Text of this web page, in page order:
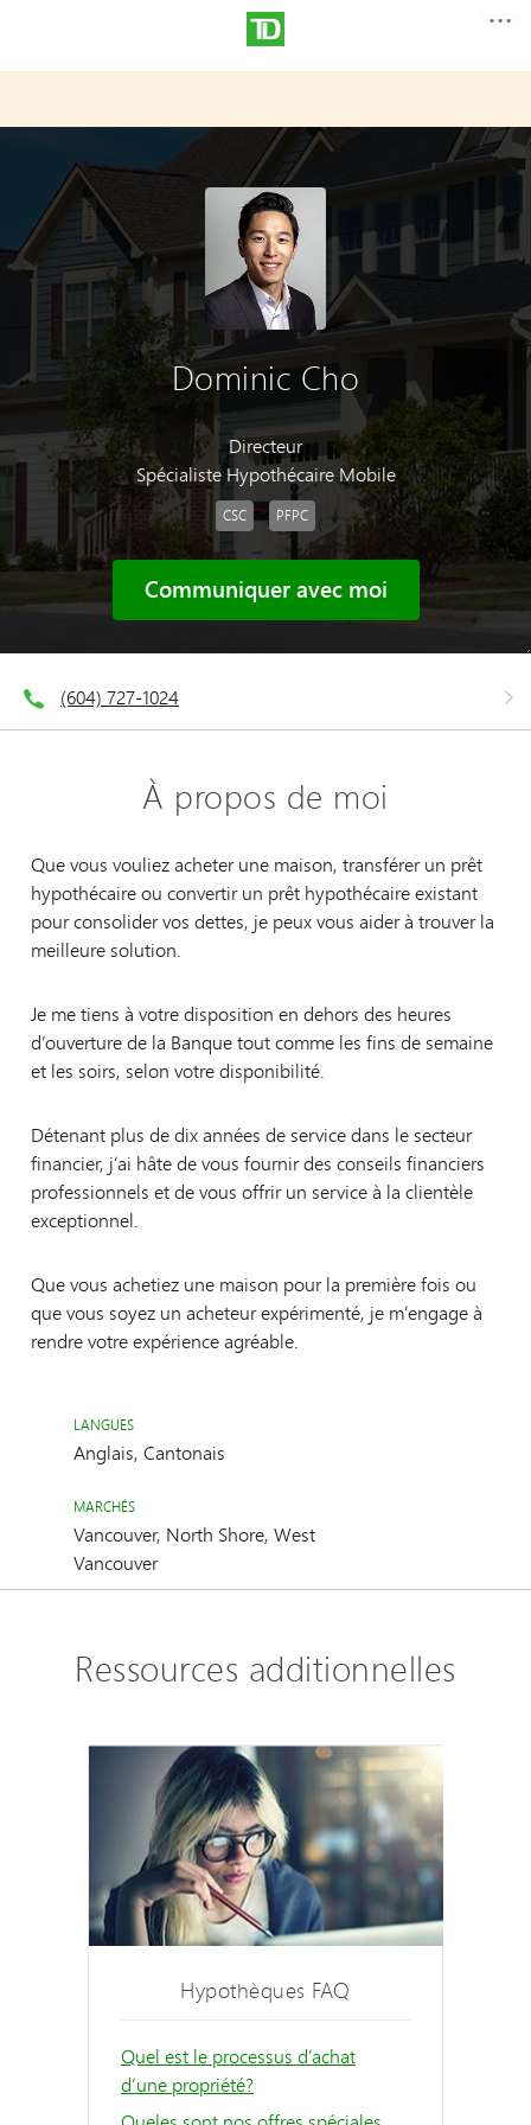
Dominic Cho
Directeur
Spécialiste Hypothécaire Mobile
CSC PFPC
Communiquer avec moi
(604) 727-1024
À propos de moi
Que vous vouliez acheter une maison, transférer un prêt
hypothécaire ou convertir un prêt hypothécaire existant
pour consolider vos dettes, je peux vous aider à trouver la
meilleure solution.
Je me tiens à votre disposition en dehors des heures
d’ouverture de la Banque tout comme les fins de semaine
et les soirs, selon votre disponibilité.
Détenant plus de dix années de service dans le secteur
financier, j’ai hâte de vous fournir des conseils financiers
professionnels et de vous offrir un service à la clientèle
exceptionnel.
Que vous achetiez une maison pour la première fois ou
que vous soyez un acheteur expérimenté, je m’engage à
rendre votre expérience agréable.
LANGUES
Anglais, Cantonais
MARCHÉS
Vancouver, North Shore, West
Vancouver
Ressources additionnelles
Hypothèques FAQ
Quel est le processus d’achat
d’une propriété?